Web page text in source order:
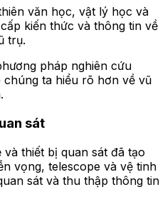
văn học, vật lý học và
kiến thức và thông tin về
trụ.
pháp nghiên cứu
ta hiểu rõ hơn về vũ
sát
thiết bị quan sát đã tạo
vọng, telescope và vệ tinh
sát và thu thập thông tin